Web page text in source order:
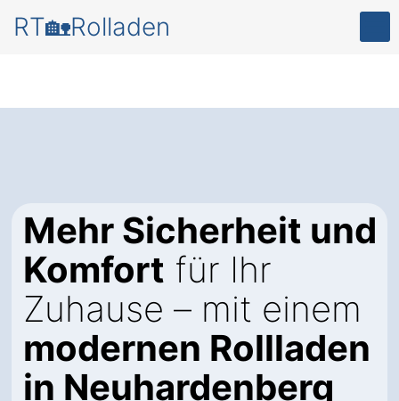
RT🏡Rolladen
Mehr Sicherheit und
Komfort für Ihr
Zuhause – mit einem
modernen Rollladen
in Neuhardenberg